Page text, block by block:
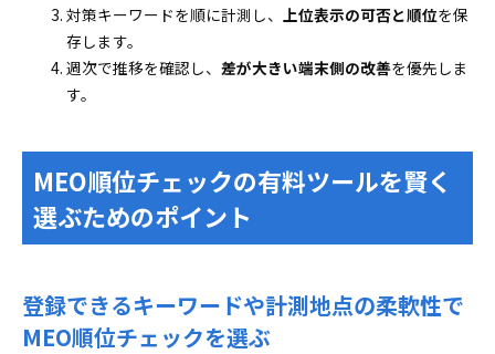
対策キーワードを順に計測し、 上位表示の可否と順位を保
存します。
週次で推移を確認し、 差が大きい端末側の改善を優先しま
す。
MEO順位チェックの有料ツールを賢く
選ぶためのポイント
登録できるキーワードや計測地点の柔軟性で
MEO順位チェックを選ぶ